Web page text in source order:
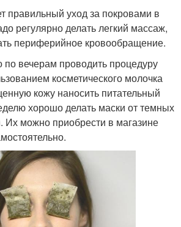
правильный уход за покровами в
регулярно делать легкий массаж,
периферийное кровообращение.
по вечерам проводить процедуру
косметического молочка
кожу наносить питательный
хорошо делать маски от темных
Их можно приобрести в магазине